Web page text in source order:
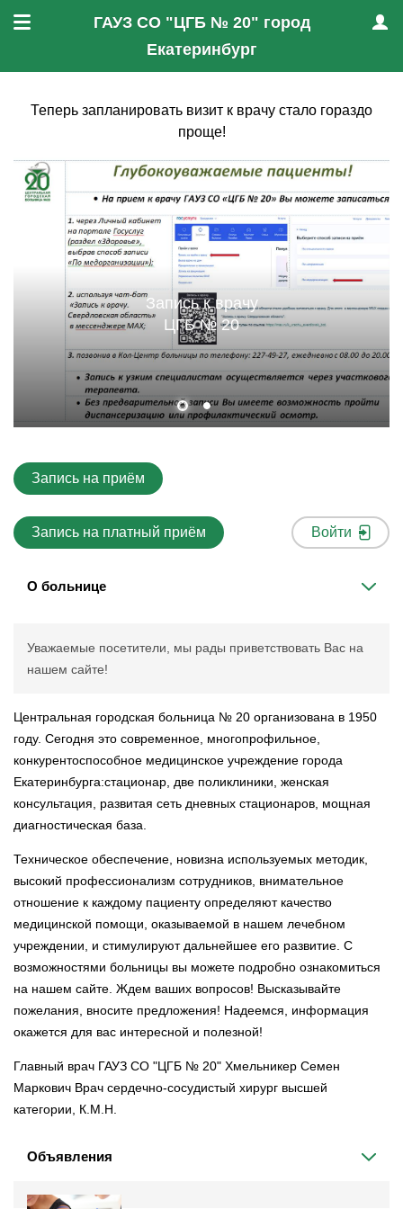
ГАУЗ СО "ЦГБ № 20" город
Екатеринбург
Теперь запланировать визит к врачу стало гораздо
проще!
Запись к врачу
ЦГБ № 20
Запись на приём
Запись на платный приём Войти
О больнице
Уважаемые посетители, мы рады приветствовать Вас на
нашем сайте!
Центральная городская больница № 20 организована в 1950
году. Сегодня это современное, многопрофильное,
конкурентоспособное медицинское учреждение города
Екатеринбурга:стационар, две поликлиники, женская
консультация, развитая сеть дневных стационаров, мощная
диагностическая база.
Техническое обеспечение, новизна используемых методик,
высокий профессионализм сотрудников, внимательное
отношение к каждому пациенту определяют качество
медицинской помощи, оказываемой в нашем лечебном
учреждении, и стимулируют дальнейшее его развитие. С
возможностями больницы вы можете подробно ознакомиться
на нашем сайте. Ждем ваших вопросов! Высказывайте
пожелания, вносите предложения! Надеемся, информация
окажется для вас интересной и полезной!
Главный врач ГАУЗ СО "ЦГБ № 20" Хмельникер Семен
Маркович Врач сердечно-сосудистый хирург высшей
категории, К.М.Н.
Объявления